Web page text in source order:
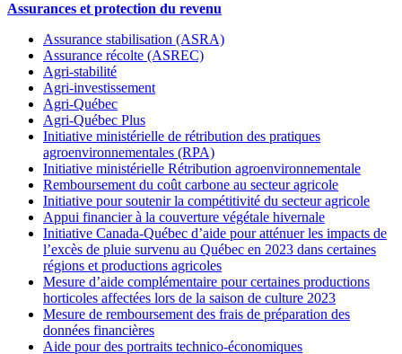
Assurances et protection du revenu
Assurance stabilisation (ASRA)
Assurance récolte (ASREC)
Agri-stabilité
Agri-investissement
Agri-Québec
Agri-Québec Plus
Initiative ministérielle de rétribution des pratiques
agroenvironnementales (RPA)
Initiative ministérielle Rétribution agroenvironnementale
Remboursement du coût carbone au secteur agricole
Initiative pour soutenir la compétitivité du secteur agricole
Appui financier à la couverture végétale hivernale
Initiative Canada-Québec d’aide pour atténuer les impacts de
l’excès de pluie survenu au Québec en 2023 dans certaines
régions et productions agricoles
Mesure d’aide complémentaire pour certaines productions
horticoles affectées lors de la saison de culture 2023
Mesure de remboursement des frais de préparation des
données financières
Aide pour des portraits technico-économiques